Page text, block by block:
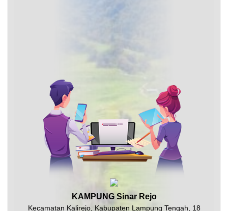
KAMPUNG Sinar Rejo
Kecamatan Kalirejo, Kabupaten Lampung Tengah, 18